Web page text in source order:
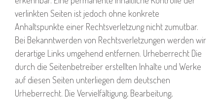
verlinkten Seiten ist jedoch ohne konkrete
Anhaltspunkte einer Rechtsverletzung nicht zumutbar.
Bei Bekanntwerden von Rechtsverletzungen werden wir
derartige Links umgehend entfernen. Urheberrecht Die
durch die Seitenbetreiber erstellten Inhalte und Werke
auf diesen Seiten unterliegen dem deutschen
Urheberrecht. Die Vervielfältigung, Bearbeitung,